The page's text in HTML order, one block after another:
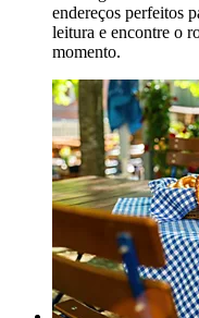
endereços perfeitos
leitura e encontre o
momento.